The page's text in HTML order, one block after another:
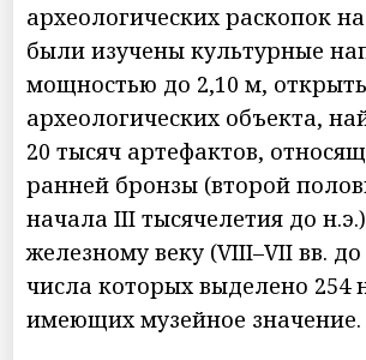
археологических раскопок
были изучены культурные
мощностью до 2,10 м,
археологических объекта,
20 тысяч артефактов,
ранней бронзы (второй
начала III тысячелетия до
железному веку (VIII–VII вв. до
числа которых выделено 254
имеющих музейное значение.